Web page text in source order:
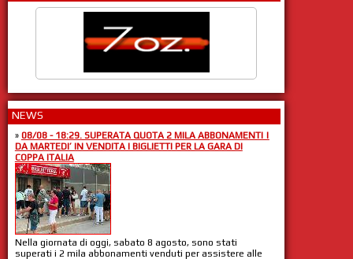
NEWS
» 08/08 - 18:29. SUPERATA QUOTA 2 MILA ABBONAMENTI |
DA MARTEDI’ IN VENDITA I BIGLIETTI PER LA GARA DI
COPPA ITALIA
Nella giornata di oggi, sabato 8 agosto, sono stati
superati i 2 mila abbonamenti venduti per assistere alle